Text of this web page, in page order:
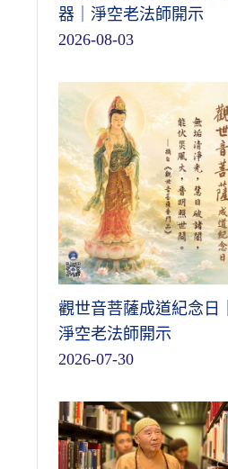
器｜淨空老法師開示
2026-08-03
觀世音菩薩成道紀念日｜
淨空老法師開示
2026-07-30